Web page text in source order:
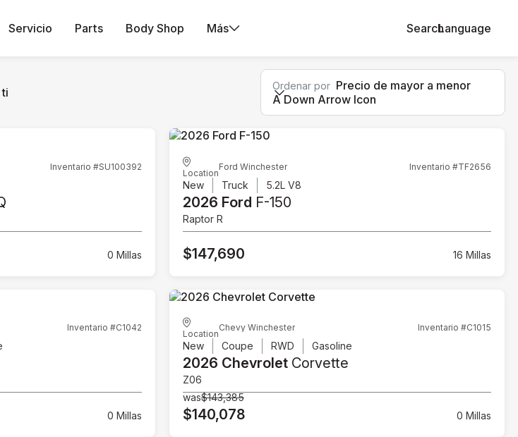
Servicio Parts Body Shop Más SearchLanguage
Ordenar por Precio de mayor a menor
A Down Arrow Icon
Inventario #SU100392
0 Millas
Location
Ford Winchester Inventario #TF2656
New Truck 5.2L V8
2026 Ford F-150
Raptor R
$147,690 16 Millas
Inventario #C1042
0 Millas
Location
Chevy Winchester Inventario #C1015
New Coupe RWD Gasoline
2026 ChevroletCorvette
Z06
was$143,385
$140,078 0 Millas